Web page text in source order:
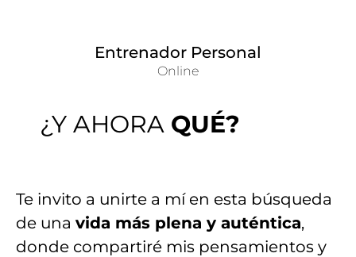
Entrenador Personal
Online
¿Y AHORA QUÉ?
Te invito a unirte a mí en esta búsqueda
de una vida más plena y auténtica,
donde compartiré mis pensamientos y